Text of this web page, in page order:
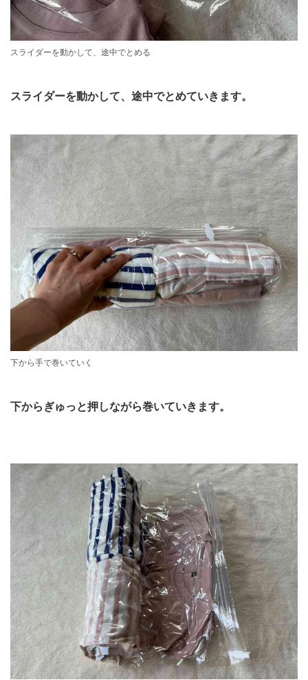
スライダーを動かして、途中でとめる
スライダーを動かして、途中でとめていきます。
下から手で巻いていく
下からぎゅっと押しながら巻いていきます。